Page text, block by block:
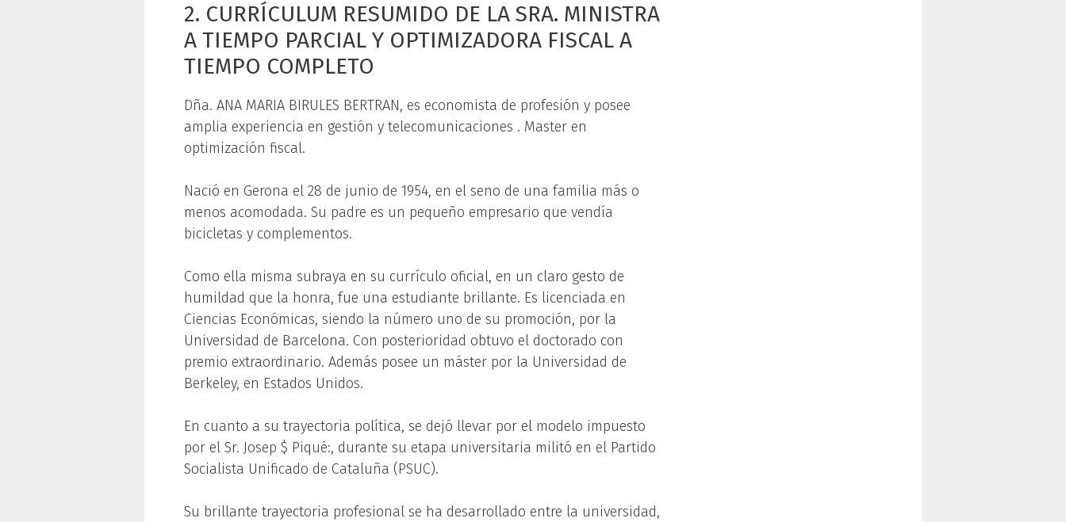
2. CURRÍCULUM RESUMIDO DE LA SRA. MINISTRA
A TIEMPO PARCIAL Y OPTIMIZADORA FISCAL A
TIEMPO COMPLETO
Dña. ANA MARIA BIRULES BERTRAN, es economista de profesión y posee
amplia experiencia en gestión y telecomunicaciones . Master en
optimización fiscal.
Nació en Gerona el 28 de junio de 1954, en el seno de una familia más o
menos acomodada. Su padre es un pequeño empresario que vendía
bicicletas y complementos.
Como ella misma subraya en su currículo oficial, en un claro gesto de
humildad que la honra, fue una estudiante brillante. Es licenciada en
Ciencias Económicas, siendo la número uno de su promoción, por la
Universidad de Barcelona. Con posterioridad obtuvo el doctorado con
premio extraordinario. Además posee un máster por la Universidad de
Berkeley, en Estados Unidos.
En cuanto a su trayectoria política, se dejó llevar por el modelo impuesto
por el Sr. Josep $ Piqué:, durante su etapa universitaria militó en el Partido
Socialista Unificado de Cataluña (PSUC).
Su brillante trayectoria profesional se ha desarrollado entre la universidad,